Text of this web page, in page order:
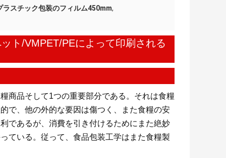
ラスチック包装のフィルム450mm,
ト/VMPET/PEによって印刷される
商品そして1つの重要部分である。それは食糧
で、他の外的な要因は傷つく、また食糧の安
であるが、消費を引き付けるためにまた絶妙
ている。従って、食品包装工学はまた食糧製